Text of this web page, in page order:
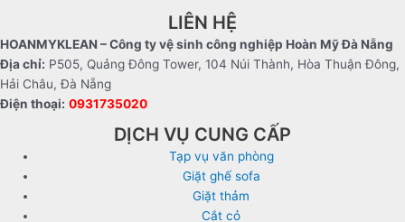
LIÊN HỆ
HOANMYKLEAN – Công ty vệ sinh công nghiệp Hoàn Mỹ Đà Nẵng
Địa chỉ: P505, Quảng Đông Tower, 104 Núi Thành, Hòa Thuận Đông,
Hải Châu, Đà Nẵng
Điện thoại: 0931735020
DỊCH VỤ CUNG CẤP
Tạp vụ văn phòng
Giặt ghế sofa
Giặt thảm
Cắt cỏ